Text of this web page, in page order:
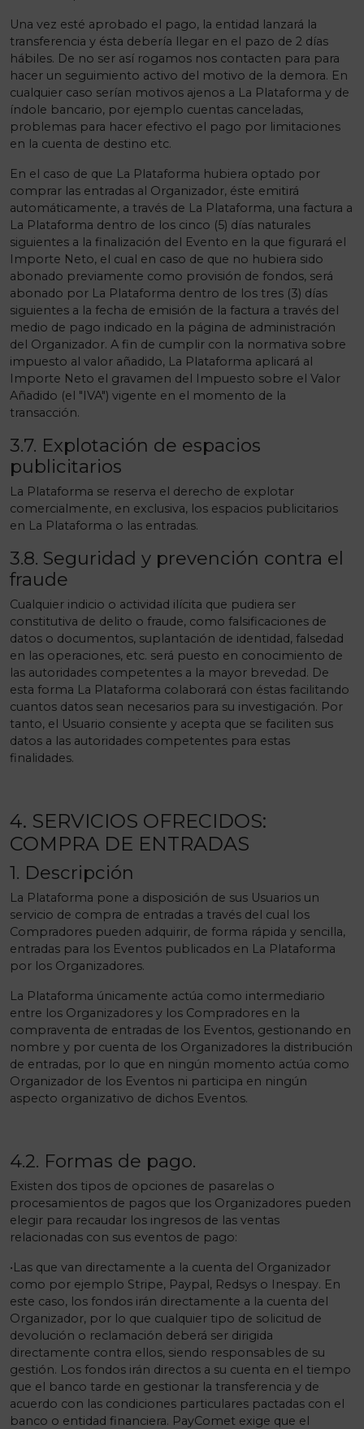
Una vez esté aprobado el pago, la entidad lanzará la
transferencia y ésta debería llegar en el pazo de 2 días
hábiles. De no ser así rogamos nos contacten para para
hacer un seguimiento activo del motivo de la demora. En
cualquier caso serían motivos ajenos a La Plataforma y de
índole bancario, por ejemplo cuentas canceladas,
problemas para hacer efectivo el pago por limitaciones
en la cuenta de destino etc.
En el caso de que La Plataforma hubiera optado por
comprar las entradas al Organizador, éste emitirá
automáticamente, a través de La Plataforma, una factura a
La Plataforma dentro de los cinco (5) días naturales
siguientes a la finalización del Evento en la que figurará el
Importe Neto, el cual en caso de que no hubiera sido
abonado previamente como provisión de fondos, será
abonado por La Plataforma dentro de los tres (3) días
siguientes a la fecha de emisión de la factura a través del
medio de pago indicado en la página de administración
del Organizador. A fin de cumplir con la normativa sobre
impuesto al valor añadido, La Plataforma aplicará al
Importe Neto el gravamen del Impuesto sobre el Valor
Añadido (el "IVA") vigente en el momento de la
transacción.
3.7. Explotación de espacios
publicitarios
La Plataforma se reserva el derecho de explotar
comercialmente, en exclusiva, los espacios publicitarios
en La Plataforma o las entradas.
3.8. Seguridad y prevención contra el
fraude
Cualquier indicio o actividad ilícita que pudiera ser
constitutiva de delito o fraude, como falsificaciones de
datos o documentos, suplantación de identidad, falsedad
en las operaciones, etc. será puesto en conocimiento de
las autoridades competentes a la mayor brevedad. De
esta forma La Plataforma colaborará con éstas facilitando
cuantos datos sean necesarios para su investigación. Por
tanto, el Usuario consiente y acepta que se faciliten sus
datos a las autoridades competentes para estas
finalidades.
4. SERVICIOS OFRECIDOS:
COMPRA DE ENTRADAS
1. Descripción
La Plataforma pone a disposición de sus Usuarios un
servicio de compra de entradas a través del cual los
Compradores pueden adquirir, de forma rápida y sencilla,
entradas para los Eventos publicados en La Plataforma
por los Organizadores.
La Plataforma únicamente actúa como intermediario
entre los Organizadores y los Compradores en la
compraventa de entradas de los Eventos, gestionando en
nombre y por cuenta de los Organizadores la distribución
de entradas, por lo que en ningún momento actúa como
Organizador de los Eventos ni participa en ningún
aspecto organizativo de dichos Eventos.
4.2. Formas de pago.
Existen dos tipos de opciones de pasarelas o
procesamientos de pagos que los Organizadores pueden
elegir para recaudar los ingresos de las ventas
relacionadas con sus eventos de pago:
•Las que van directamente a la cuenta del Organizador
como por ejemplo Stripe, Paypal, Redsys o Inespay. En
este caso, los fondos irán directamente a la cuenta del
Organizador, por lo que cualquier tipo de solicitud de
devolución o reclamación deberá ser dirigida
directamente contra ellos, siendo responsables de su
gestión. Los fondos irán directos a su cuenta en el tiempo
que el banco tarde en gestionar la transferencia y de
acuerdo con las condiciones particulares pactadas con el
banco o entidad financiera. PayComet exige que el